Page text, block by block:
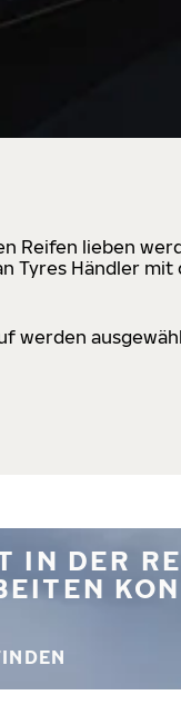
Reifen lieben
Tyres Händler
werden
IN DER